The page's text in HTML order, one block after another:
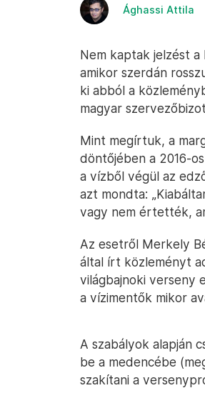
Ághassi Attila
Nem kaptak jelzést
amikor szerdán
ki abból a
magyar
Mint megírtuk, a
döntőjében a 2016-
a vízből végül az
azt mondta:
vagy nem értették,
Az esetről Merkely
által írt közleményt
világbajnoki verseny
a vízimentők mikor
A szabályok alapján
be a medencébe
szakítani a